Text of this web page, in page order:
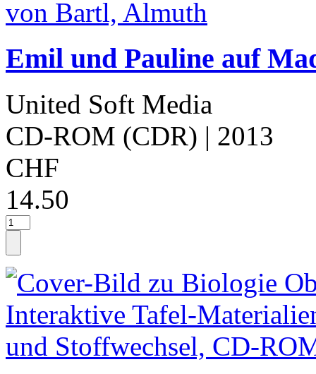
Emil und Pauline auf
United Soft Media
CD-ROM (CDR) | 2013
CHF
14.50